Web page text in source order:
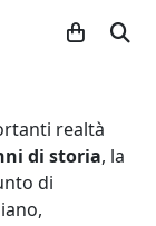
realtà
di storia, la
di